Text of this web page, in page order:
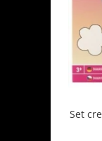
Set